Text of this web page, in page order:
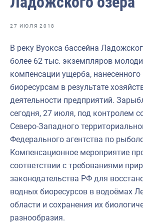
Отраслевые СМИ
Выставки и конференции
Научно-практическая литература
Рыбоохрана России
Инфографика
Укрепление духовно-нравственных
События в России и мире
27 ИЮЛЯ 2018
В реку Вуокса бассейна
более 62 тыс. экземпляров
компенсации ущерба,
биоресурсам в результате
деятельности предприятий.
сегодня, 27 июля, под контролем
Северо-Западного
Федерального агентства по
Компенсационное мероприятие
соответствии с требованиями
законодательства РФ для
водных биоресурсов в водоёмах
области и сохранения их
разнообразия.